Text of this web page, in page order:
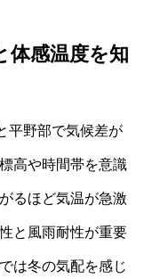
体感温度を知
平野部で気候差が
高や時間帯を意識
るほど気温が急激
と風雨耐性が重要
は冬の気配を感じ